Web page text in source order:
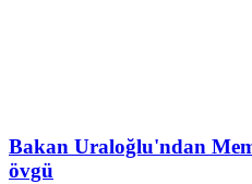
Bakan Uraloğlu'ndan
övgü